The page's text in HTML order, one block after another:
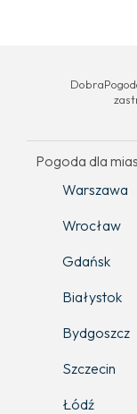
Pogoda dla
Warszawa
Wrocław
Gdańsk
Białystok
Bydgoszcz
Szczecin
Łódź